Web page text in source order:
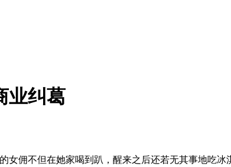
业纠葛
女佣不但在她家喝到趴，醒来之后还若无其事地吃冰